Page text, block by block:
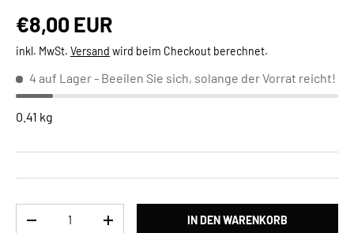
Normaler Preis
€8,00 EUR
inkl. MwSt. Versand wird beim Checkout berechnet.
4 auf Lager- Beeilen Sie sich, solange der Vorrat reicht!
0.41 kg
MENGE VERRINGERNMENGE ERHÖHENIN DEN WARENKORB